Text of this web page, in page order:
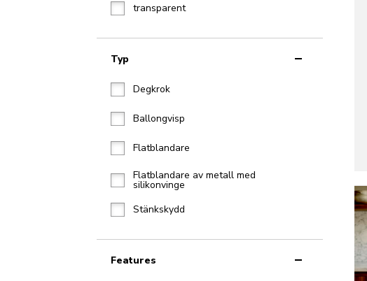
transparent
Typ
Degkrok
Ballongvisp
Flatblandare
Flatblandare av metall med
silikonvinge
Stänkskydd
Features